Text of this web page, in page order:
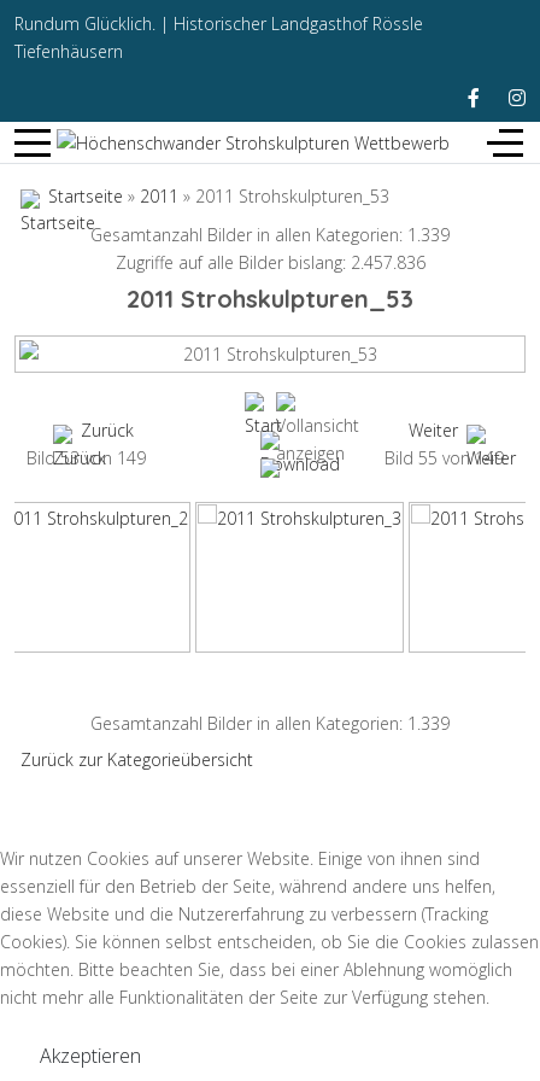
Rundum Glücklich. | Historischer Landgasthof Rössle
Tiefenhäusern
Startseite » 2011 » 2011 Strohskulpturen_53
Gesamtanzahl Bilder in allen Kategorien: 1.339
Zugriffe auf alle Bilder bislang: 2.457.836
2011 Strohskulpturen_53
Zurück
Bild 53 von 149
Weiter
Bild 55 von 149
Gesamtanzahl Bilder in allen Kategorien: 1.339
Zurück zur Kategorieübersicht
Wir nutzen Cookies auf unserer Website. Einige von ihnen sind
essenziell für den Betrieb der Seite, während andere uns helfen,
diese Website und die Nutzererfahrung zu verbessern (Tracking
Cookies). Sie können selbst entscheiden, ob Sie die Cookies zulassen
möchten. Bitte beachten Sie, dass bei einer Ablehnung womöglich
nicht mehr alle Funktionalitäten der Seite zur Verfügung stehen.
Akzeptieren